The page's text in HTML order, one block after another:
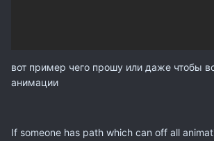
вот пример чего прошу или даже чтобы
анимации
If someone has path which can off all